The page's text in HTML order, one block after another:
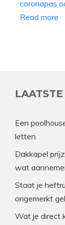
Read more
Een
letten
Dakkapel
wat
Staat je
ongemerkt
Wat je direct